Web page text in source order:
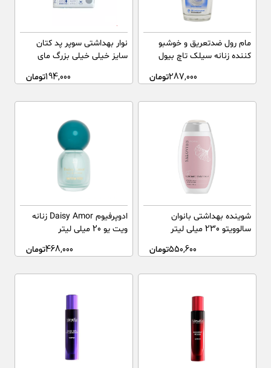
مام رول ضدتعریق و خوشبو
کننده زنانه سیلک تاچ بیول
287,000تومان
نوار بهداشتی سوپر پد کتان
سایز خیلی خیلی بزرگ مای
194,000تومان
شوینده بهداشتی بانوان
سالوویتو 230 میلی لیتر
550,600تومان
ادوپرفیوم Daisy Amor زنانه
ویت یو 20 میلی لیتر
468,000تومان